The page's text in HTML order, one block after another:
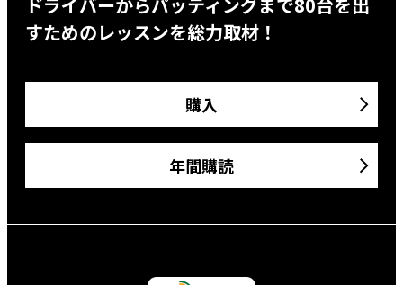
すためのレッスンを総力取材！
購入
年間購読